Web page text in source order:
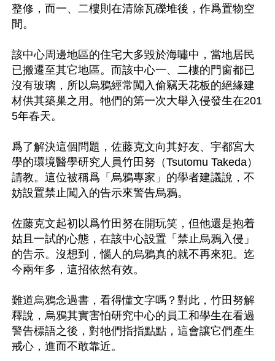
整修，而一、二樓則在清除瓦礫堆後，作爲置物空
間。
該中心周邊地區的住宅大多毀於海嘯中，當地居民
已搬遷至其它地區。而該中心一、二樓的門窗都已
沒有玻璃，所以烏鴉經常闖入偷竊天花板的絕緣建
材供其築巢之用。牠們的第一次大舉入侵發生在201
5年春天。
爲了解決這個問題，佐藤克文向其好友、宇都宮大
學的環境醫學研究人員竹田努（Tsutomu Takeda）
請教。這位被稱爲「烏鴉專家」的學者建議說，不
妨設置禁止闖入的告示來警告烏鴉。
佐藤克文起初以爲竹田努在開玩笑，但他還是抱着
姑且一試的心態，在該中心設置「禁止烏鴉入侵」
的告示。沒想到，惱人的烏鴉真的就不再來犯。迄
今兩年多，這招依然有效。
難道烏鴉念過書，看得懂文字嗎？對此，竹田努解
釋說，烏鴉其實害怕研究中心的員工和學生在看過
警告標語之後，對牠們指指點點，這會讓它們產生
戒心，進而不敢靠近。